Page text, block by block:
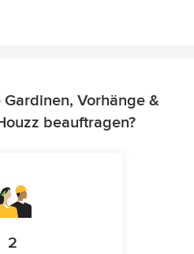
Vorhänge &
beauftragen?
2